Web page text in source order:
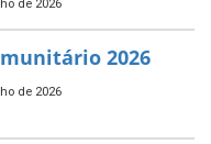
de 2026
2026
de 2026